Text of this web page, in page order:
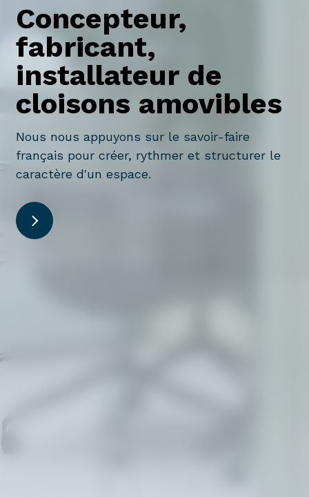
Concepteur,
fabricant,
installateur de
cloisons amovibles
Nous nous appuyons sur le savoir-faire
français pour créer, rythmer et structurer le
caractère d'un espace.